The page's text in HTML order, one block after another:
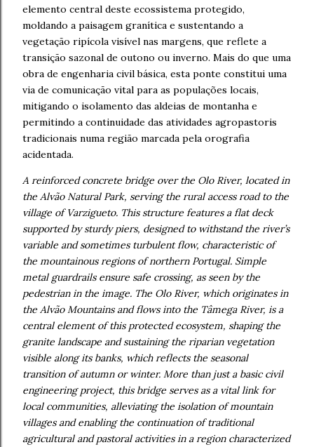
elemento central deste ecossistema protegido,
moldando a paisagem granítica e sustentando a
vegetação ripícola visível nas margens, que reflete a
transição sazonal de outono ou inverno. Mais do que uma
obra de engenharia civil básica, esta ponte constitui uma
via de comunicação vital para as populações locais,
mitigando o isolamento das aldeias de montanha e
permitindo a continuidade das atividades agropastoris
tradicionais numa região marcada pela orografia
acidentada.
A reinforced concrete bridge over the Olo River, located in
the Alvão Natural Park, serving the rural access road to the
village of Varzigueto. This structure features a flat deck
supported by sturdy piers, designed to withstand the river’s
variable and sometimes turbulent flow, characteristic of
the mountainous regions of northern Portugal. Simple
metal guardrails ensure safe crossing, as seen by the
pedestrian in the image. The Olo River, which originates in
the Alvão Mountains and flows into the Tâmega River, is a
central element of this protected ecosystem, shaping the
granite landscape and sustaining the riparian vegetation
visible along its banks, which reflects the seasonal
transition of autumn or winter. More than just a basic civil
engineering project, this bridge serves as a vital link for
local communities, alleviating the isolation of mountain
villages and enabling the continuation of traditional
agricultural and pastoral activities in a region characterized